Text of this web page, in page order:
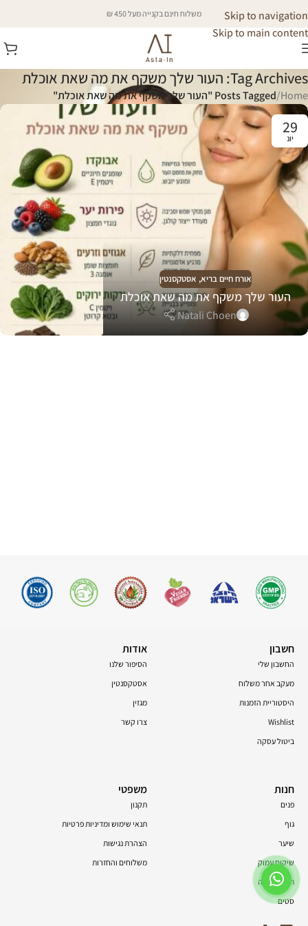
Skip to navigation
Skip to main content
משלוח חינם בקנייה מעל 450 ₪
Tag Archives: העור שלך משקף את מה שאת אוכלת
Home
/Posts Tagged "העור שלך משקף את מה שאת אוכלת"
29
יונ
אורח חיים בריא, אסטקסנטין
העור שלך משקף את מה שאת אוכלת
Natali Choen
חשבון
החשבון שלי
מעקב אחר משלוח
היסטוריית הזמנות
Wishlist
ביטול עסקה
אודות
הסיפור שלנו
אסטקסנטין
מגזין
צרו קשר
חנות
פנים
גוף
שיער
שיקום עמוק
תוספי תזונה
סטים
משפטי
תקנון
תנאי שימוש ומדיניות פרטיות
הצהרת נגישות
משלוחים והחזרות